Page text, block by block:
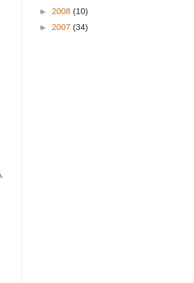
► 2008 (10)
► 2007 (34)